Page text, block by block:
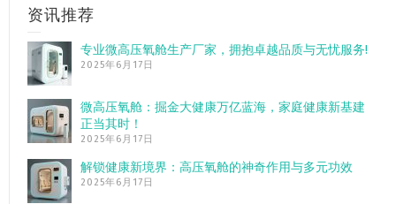
资讯推荐
专业微高压氧舱生产厂家，拥抱卓越品质与无忧服务!
2025年6月17日
微高压氧舱：掘金大健康万亿蓝海，家庭健康新基建
正当其时！
2025年6月17日
解锁健康新境界：高压氧舱的神奇作用与多元功效
2025年6月17日